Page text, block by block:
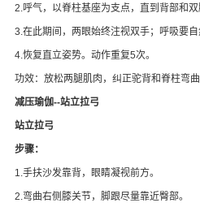
2.呼气，以脊柱基座为支点，直到背部和双
3.在此期间，两眼始终注视双手；呼吸要自
4.恢复直立姿势。动作重复5次。
功效：放松两腿肌肉，纠正驼背和脊柱弯曲
减压瑜伽--站立拉弓
站立拉弓
步骤：
1.手扶沙发靠背，眼睛凝视前方。
2.弯曲右侧膝关节，脚跟尽量靠近臀部。